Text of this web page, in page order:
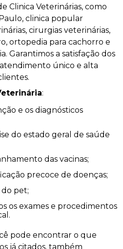
Clinica Veterinárias, como
clinica popular
cirurgias veterinárias,
ortopedia para cachorro e
Garantimos a satisfação dos
único e alta
:
das vacinas;
precoce de doenças;
do pet;
pode encontrar o que
já citados, também